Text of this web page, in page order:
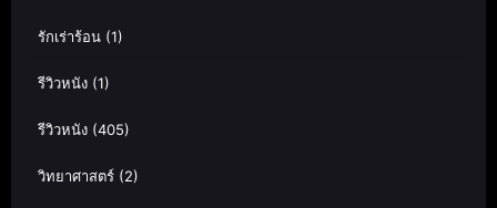
รักเร่าร้อน (1)
รีวิวหนัง (1)
รีวิวหนัง (405)
วิทยาศาสตร์ (2)